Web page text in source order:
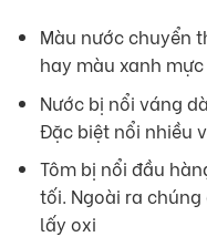
Màu nước chuyển
hay màu xanh
Nước bị nổi váng
Đặc biệt nổi nhiều
Tôm bị nổi đầu
tối. Ngoài ra
lấy oxi